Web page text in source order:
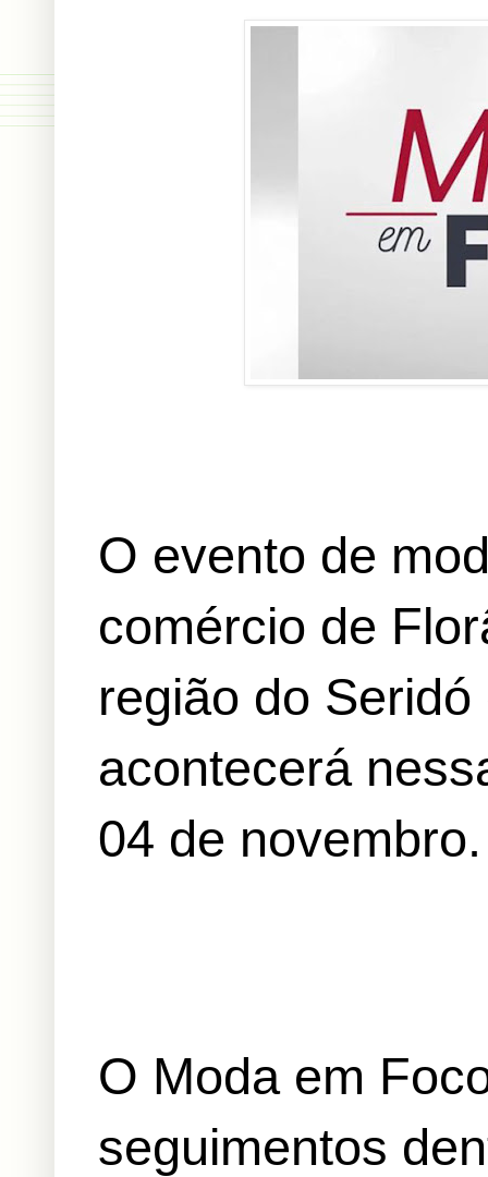
O evento de
comércio de
região do Seridó
acontecerá
04 de novembro.
O Moda em
seguimentos